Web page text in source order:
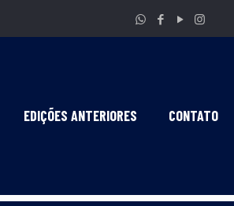
EDIÇÕES ANTERIORES CONTATO